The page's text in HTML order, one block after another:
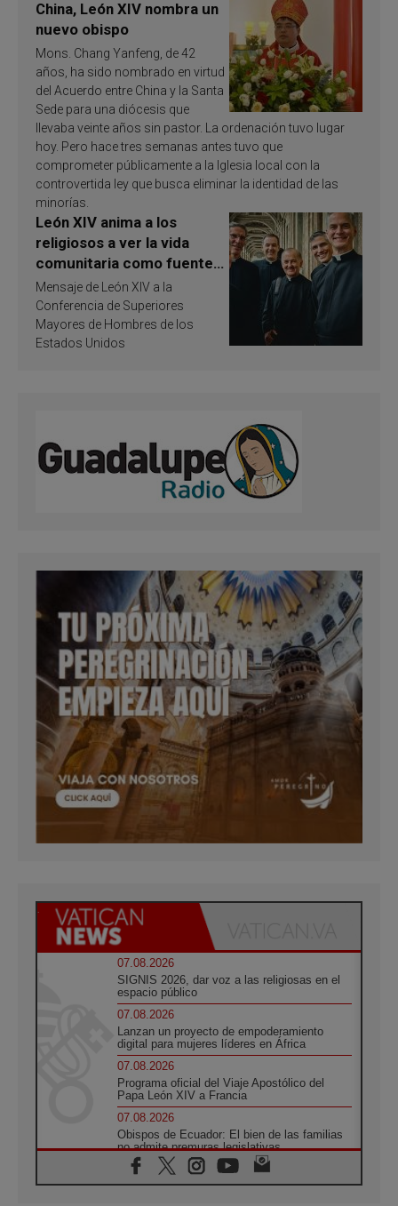
China, León XIV nombra un
nuevo obispo
Mons. Chang Yanfeng, de 42
años, ha sido nombrado en virtud
del Acuerdo entre China y la Santa
Sede para una diócesis que
llevaba veinte años sin pastor. La ordenación tuvo lugar
hoy. Pero hace tres semanas antes tuvo que
comprometer públicamente a la Iglesia local con la
controvertida ley que busca eliminar la identidad de las
minorías.
León XIV anima a los
religiosos a ver la vida
comunitaria como fuente
de inspiración y
santificación
Mensaje de León XIV a la
Conferencia de Superiores
Mayores de Hombres de los
Estados Unidos
07.08.2026
SIGNIS 2026, dar voz a las religiosas en el
espacio público
07.08.2026
Lanzan un proyecto de empoderamiento
digital para mujeres líderes en África
07.08.2026
Programa oficial del Viaje Apostólico del
Papa León XIV a Francia
07.08.2026
Obispos de Ecuador: El bien de las familias
no admite premuras legislativas
06.08.2026
Cardenal Parolin: La paz comienza con la